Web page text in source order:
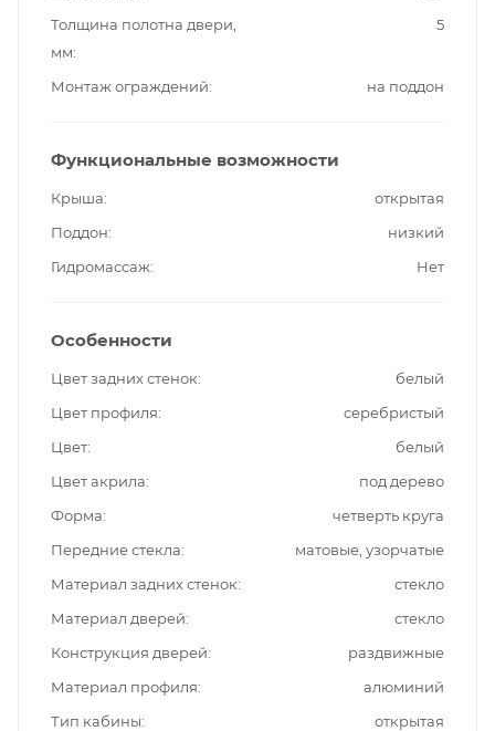
Толщина полотна двери,
мм
5
Монтаж ограждений на поддон
Функциональные возможности
Крыша
открытая
Поддон
низкий
Гидромассаж
Нет
Особенности
Цвет задних стенок
белый
Цвет профиля
серебристый
Цвет
белый
Цвет акрила
под дерево
Форма
четверть круга
Передние стекла
матовые, узорчатые
Материал задних стенок
стекло
Материал дверей
стекло
Конструкция дверей
раздвижные
Материал профиля
алюминий
Тип кабины
открытая